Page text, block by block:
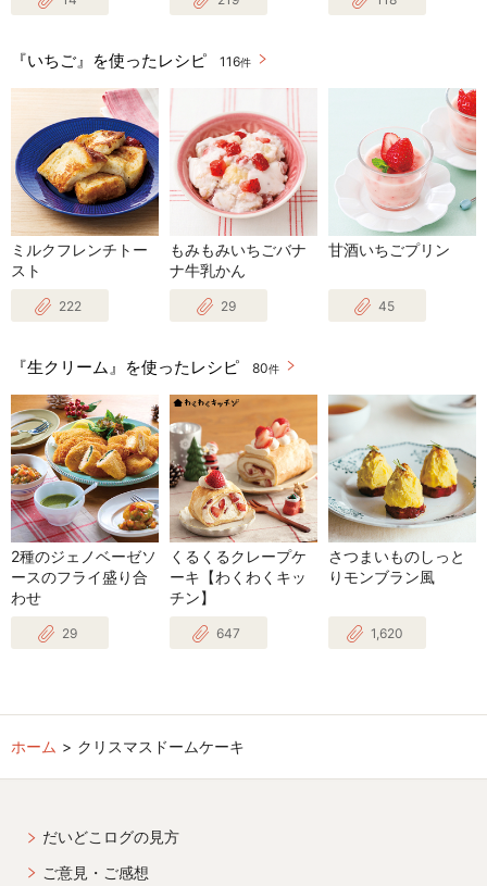
『いちご』を使ったレシピ 116件
ミルクフレンチトー
スト
222
もみもみいちごバナ
ナ牛乳かん
29
甘酒いちごプリン
45
『生クリーム』を使ったレシピ 80件
2種のジェノベーゼソ
ースのフライ盛り合
わせ
29
くるくるクレープケ
ーキ【わくわくキッ
チン】
647
さつまいものしっと
りモンブラン風
1,620
ホーム クリスマスドームケーキ
だいどこログの見方
ご意見・ご感想